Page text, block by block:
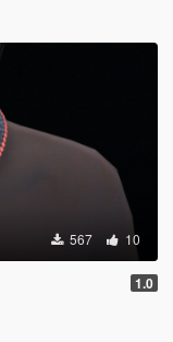
567 10
1.0